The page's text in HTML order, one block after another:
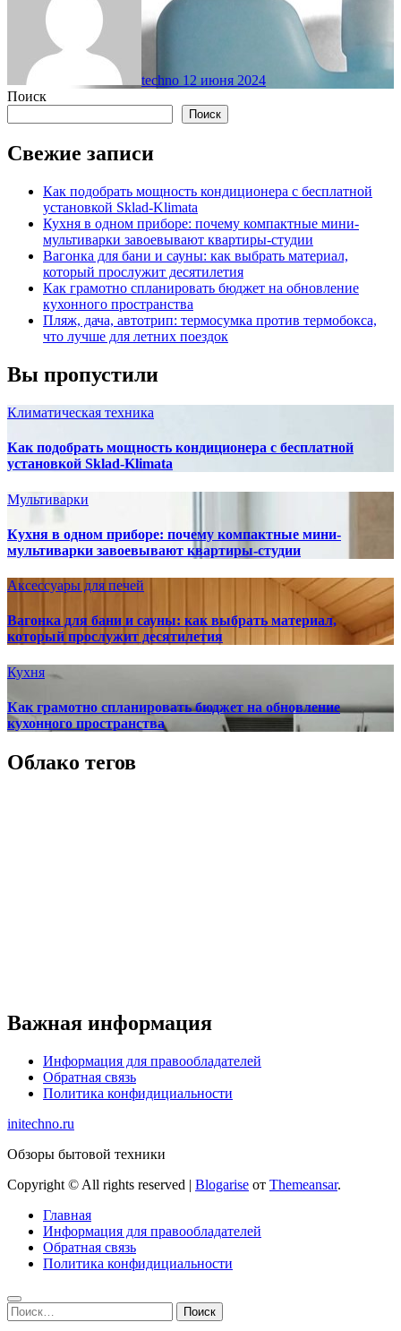
techno 12 июня 2024
Поиск
Поиск
Свежие записи
Как подобрать мощность кондиционера с бесплатной
установкой Sklad-Klimata
Кухня в одном приборе: почему компактные мини-
мультиварки завоевывают квартиры-студии
Вагонка для бани и сауны: как выбрать материал,
который прослужит десятилетия
Как грамотно спланировать бюджет на обновление
кухонного пространства
Пляж, дача, автотрип: термосумка против термобокса,
что лучше для летних поездок
Вы пропустили
Климатическая техника
Как подобрать мощность кондиционера с бесплатной
установкой Sklad-Klimata
Мультиварки
Кухня в одном приборе: почему компактные мини-
мультиварки завоевывают квартиры-студии
Аксессуары для печей
Вагонка для бани и сауны: как выбрать материал,
который прослужит десятилетия
Кухня
Как грамотно спланировать бюджет на обновление
кухонного пространства
Облако тегов
Важная информация
Информация для правообладателей
Обратная связь
Политика конфидициальности
initechno.ru
Обзоры бытовой техники
Copyright © All rights reserved | Blogarise от Themeansar.
Главная
Информация для правообладателей
Обратная связь
Политика конфидициальности
Найти: